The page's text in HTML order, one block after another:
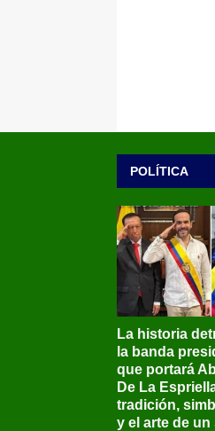
POLÍTICA
La historia
la banda
que portará
De La
tradición,
y el arte de un